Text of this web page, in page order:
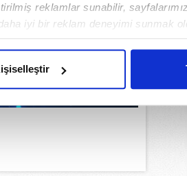
reklamlar sunabilir,
iyi bir reklam deneyimi sunmak
ve bu noktada, reklamların
kullanıcılara hedefli
olarak açık rızanız dahilinde